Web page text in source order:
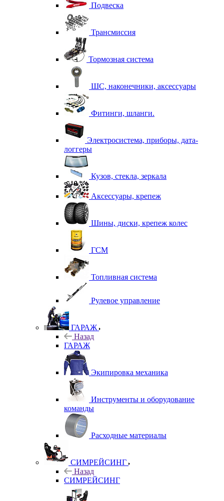
Подвеска
Трансмиссия
Тормозная система
ШС, наконечники, аксессуары
Фитинги, шланги.
Электросистема, приборы, дата-
логгеры
Кузов, стекла, зеркала
Аксессуары, крепеж
Шины, диски, крепеж колес
ГСМ
Топливная система
Рулевое управление
ГАРАЖ
Назад
ГАРАЖ
Экипировка механика
Инструменты и оборудование
команды
Расходные материалы
СИМРЕЙСИНГ
Назад
СИМРЕЙСИНГ